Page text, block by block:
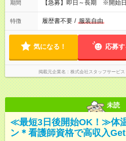
期間 【急募】即日～長期 ※開始
特徴 履歴書不要 / 服装自由
気になる！ 応募す
掲載元企業名 株式会社スタッフサービス
未読
≪最短3日後開始OK！≫体
ン＊看護師資格で高収入Get